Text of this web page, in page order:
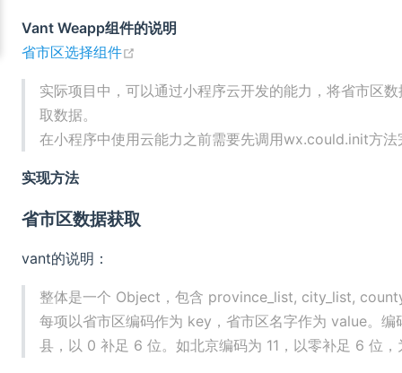
Vant Weapp组件的说明
省市区选择组件
实际项目中，可以通过小程序云开发的能力，将省市区
取数据。
在小程序中使用云能力之前需要先调用wx.could.init方法
实现方法
省市区数据获取
vant的说明：
整体是一个 Object，包含 province_list, city_list,
每项以省市区编码作为 key，省市区名字作为 value。
县，以 0 补足 6 位。如北京编码为 11，以零补足 6 位